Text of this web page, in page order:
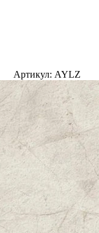
Артикул: AYLZ